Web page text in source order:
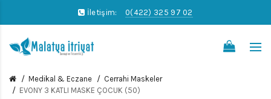
İletişim: 0(422) 325 97 02
Medikal & Eczane
Cerrahi Maskeler
EVONY 3 KATLI MASKE ÇOCUK (50)